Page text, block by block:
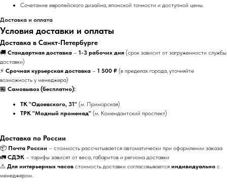
Сочетание европейского дизайна, японской точности и доступной цены.
Доставка и оплата
Условия доставки и оплаты
Доставка в Санкт-Петербурге
🚚 Стандартная доставка – 1-3 рабочих дня (срок зависит от загруженности службы
доставки)
⚡ Срочная курьерская доставка – 1 500 ₽ (в пределах города, уточняйте
возможность у менеджера)
🏪 Самовывоз (бесплатно):
ТК "Одоевского, 31" (м. Приморская)
ТРК "Модный променад" (м. Комендантский проспект)
Доставка по России
📦 Почта России – стоимость рассчитывается автоматически при оформлении заказа
🚛 СДЭК – тарифы зависят от веса, габаритов и региона доставки
⚠ Для интерьерных часов стоимость доставки согласовывается индивидуально с
менеджером.